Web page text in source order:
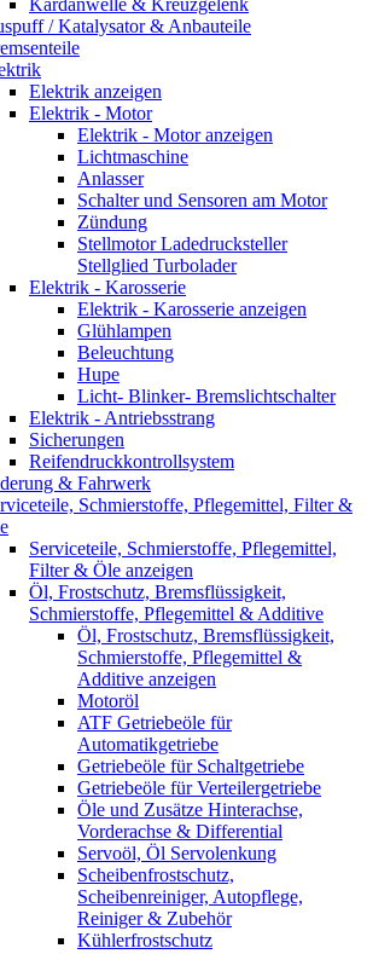
/ Katalysator & Anbauteile
Elektrik anzeigen
Elektrik - Motor
Elektrik - Motor anzeigen
Lichtmaschine
Anlasser
Schalter und Sensoren am Motor
Zündung
Stellmotor Ladedrucksteller
Stellglied Turbolader
Elektrik - Karosserie
Elektrik - Karosserie anzeigen
Glühlampen
Beleuchtung
Hupe
Licht- Blinker- Bremslichtschalter
Elektrik - Antriebsstrang
Sicherungen
Reifendruckkontrollsystem
& Fahrwerk
Schmierstoffe, Pflegemittel, Filter &
Serviceteile, Schmierstoffe, Pflegemittel,
Filter & Öle anzeigen
Öl, Frostschutz, Bremsflüssigkeit,
Schmierstoffe, Pflegemittel & Additive
Öl, Frostschutz, Bremsflüssigkeit,
Schmierstoffe, Pflegemittel &
Additive anzeigen
Motoröl
ATF Getriebeöle für
Automatikgetriebe
Getriebeöle für Schaltgetriebe
Getriebeöle für Verteilergetriebe
Öle und Zusätze Hinterachse,
Vorderachse & Differential
Servoöl, Öl Servolenkung
Scheibenfrostschutz,
Scheibenreiniger, Autopflege,
Reiniger & Zubehör
Kühlerfrostschutz